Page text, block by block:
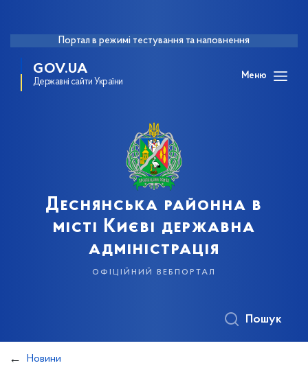
Портал в режимі тестування та наповнення
GOV.UA
Державні сайти України
Меню
Деснянська районна в
місті Києві державна
адміністрація
офіційний вебпортал
Пошук
Новини